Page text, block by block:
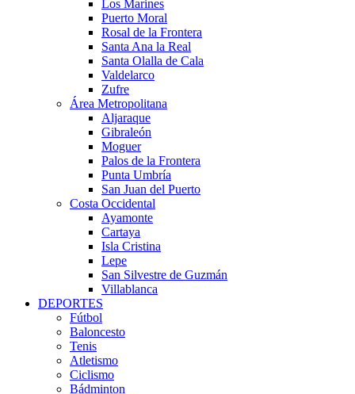
Los Marines
Puerto Moral
Rosal de la Frontera
Santa Ana la Real
Santa Olalla de Cala
Valdelarco
Zufre
Área Metropolitana
Aljaraque
Gibraleón
Moguer
Palos de la Frontera
Punta Umbría
San Juan del Puerto
Costa Occidental
Ayamonte
Cartaya
Isla Cristina
Lepe
San Silvestre de Guzmán
Villablanca
DEPORTES
Fútbol
Baloncesto
Tenis
Atletismo
Ciclismo
Bádminton